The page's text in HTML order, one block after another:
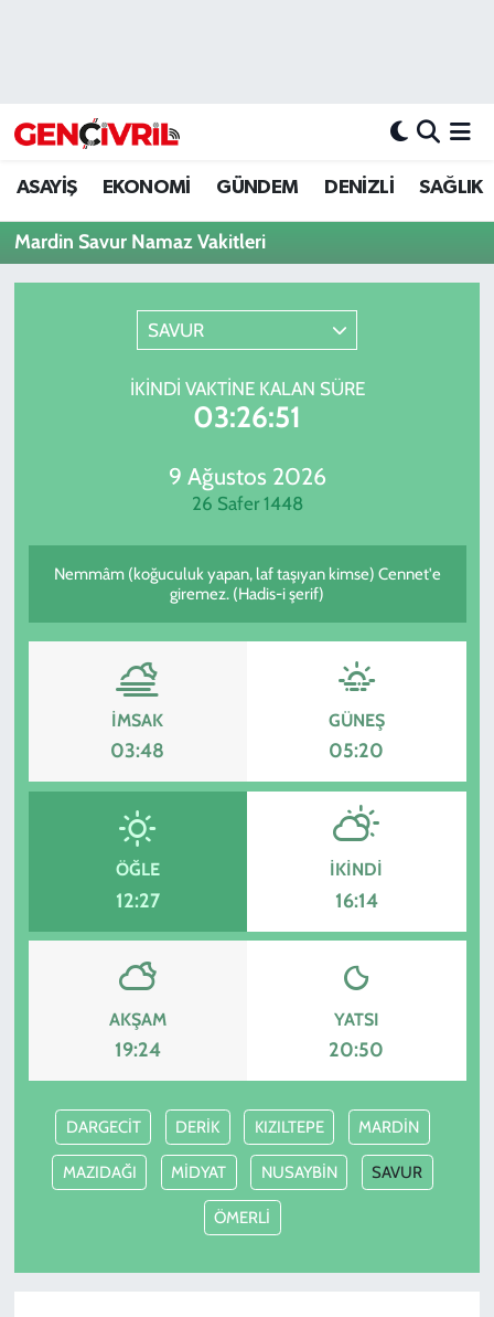
ASAYİŞ EKONOMİ GÜNDEM DENİZLİ SAĞLIK
Mardin Savur Namaz Vakitleri
SAVUR
İKINDI VAKTINE KALAN SÜRE
03:26:51
9 Ağustos 2026
26 Safer 1448
Nemmâm (koğuculuk yapan, laf taşıyan kimse) Cennet'e
giremez. (Hadis-i şerif)
İMSAK
03:48
GÜNEŞ
05:20
ÖĞLE
12:27
İKINDI
16:14
AKŞAM
19:24
YATSI
20:50
DARGECİT DERİK KIZILTEPE MARDİN
MAZIDAĞI MİDYAT NUSAYBİN SAVUR
ÖMERLİ
DENİZLİ
EĞİTİM
EKONOMİ
GÜNDEM
TEKNOLOJİ
YAŞAM
Merkezefendi Trafik Yoğunluk Haritası
Süper Lig Puan Durumu ve Fikstür
Tüm Manşetler
Son Dakika Haberleri